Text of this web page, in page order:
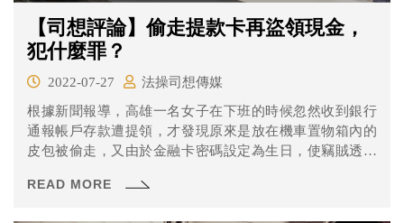
【司想評論】偷走提款卡再盜領現金，
犯什麼罪？
2022-07-27
法操司想傳媒
根據新聞報導，高雄一名女子在下班的時候忽然收到銀行
通報帳戶存款遭提領，才發現原來是放在機車置物箱內的
皮包被偷走，又由於金融卡密碼設定為生日，使竊賊透過
READ MORE